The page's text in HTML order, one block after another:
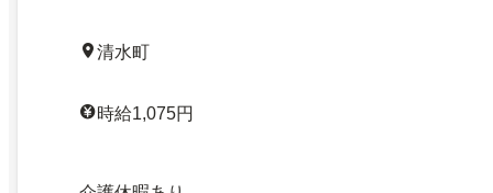
清水町
時給1,075円